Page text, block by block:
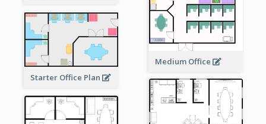
Medium Office
Starter Office Plan